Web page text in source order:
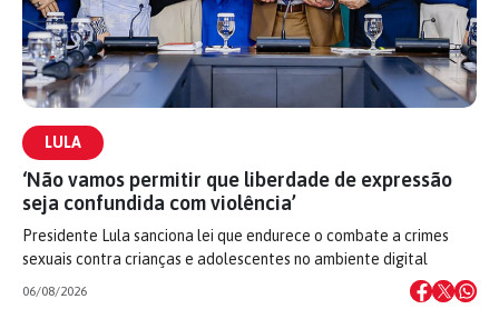
LULA
‘Não vamos permitir que liberdade de expressão
seja confundida com violência’
Presidente Lula sanciona lei que endurece o combate a crimes
sexuais contra crianças e adolescentes no ambiente digital
06/08/2026